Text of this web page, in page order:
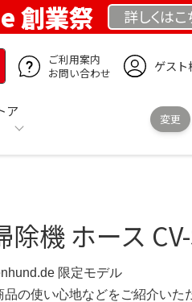
創業祭 詳しくはこ
ご利用案内
お問い合わせ
ゲスト
ア
変更
除機 ホース
限定モデル
の使い心地などをご紹介いた